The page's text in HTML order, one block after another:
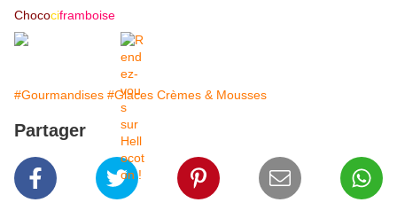
Chocociframboise
#Gourmandises #Glaces Crèmes & Mousses
Partager